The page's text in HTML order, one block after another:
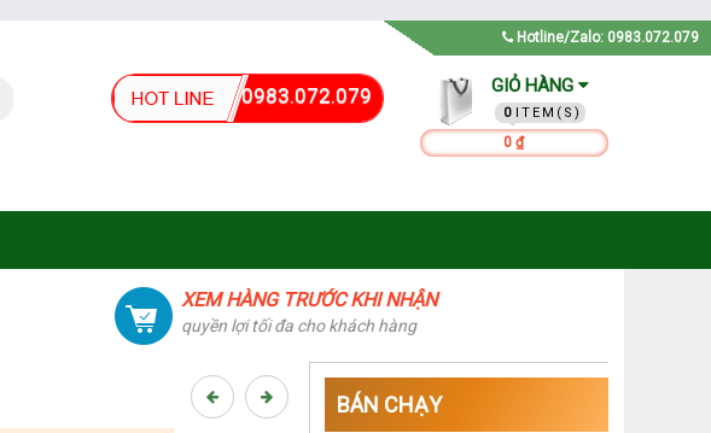
Hotline/Zalo: 0983.072.079
GIỎ HÀNG
0
0 ₫
0983.072.079
XEM HÀNG TRƯỚC KHI NHẬN
quyền lợi tối đa cho khách hàng
BÁN CHẠY